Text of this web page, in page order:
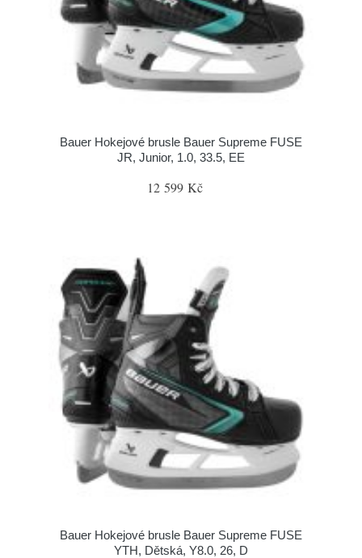
Bauer Hokejové brusle Bauer Supreme FUSE
JR, Junior, 1.0, 33.5, EE
12 599 Kč
Bauer Hokejové brusle Bauer Supreme FUSE
YTH, Dětská, Y8.0, 26, D